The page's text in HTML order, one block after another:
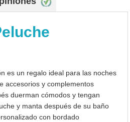
es un regalo ideal para las noches
accesorios y complementos
duerman cómodos y tengan
y manta después de su baño
con bordado